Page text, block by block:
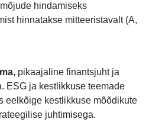
hindamiseks
hinnatakse mitteeristavalt (A,
pikaajaline finantsjuht ja
ESG ja kestlikkuse teemade
eelkõige kestlikkuse mõõdikute
juhtimisega.